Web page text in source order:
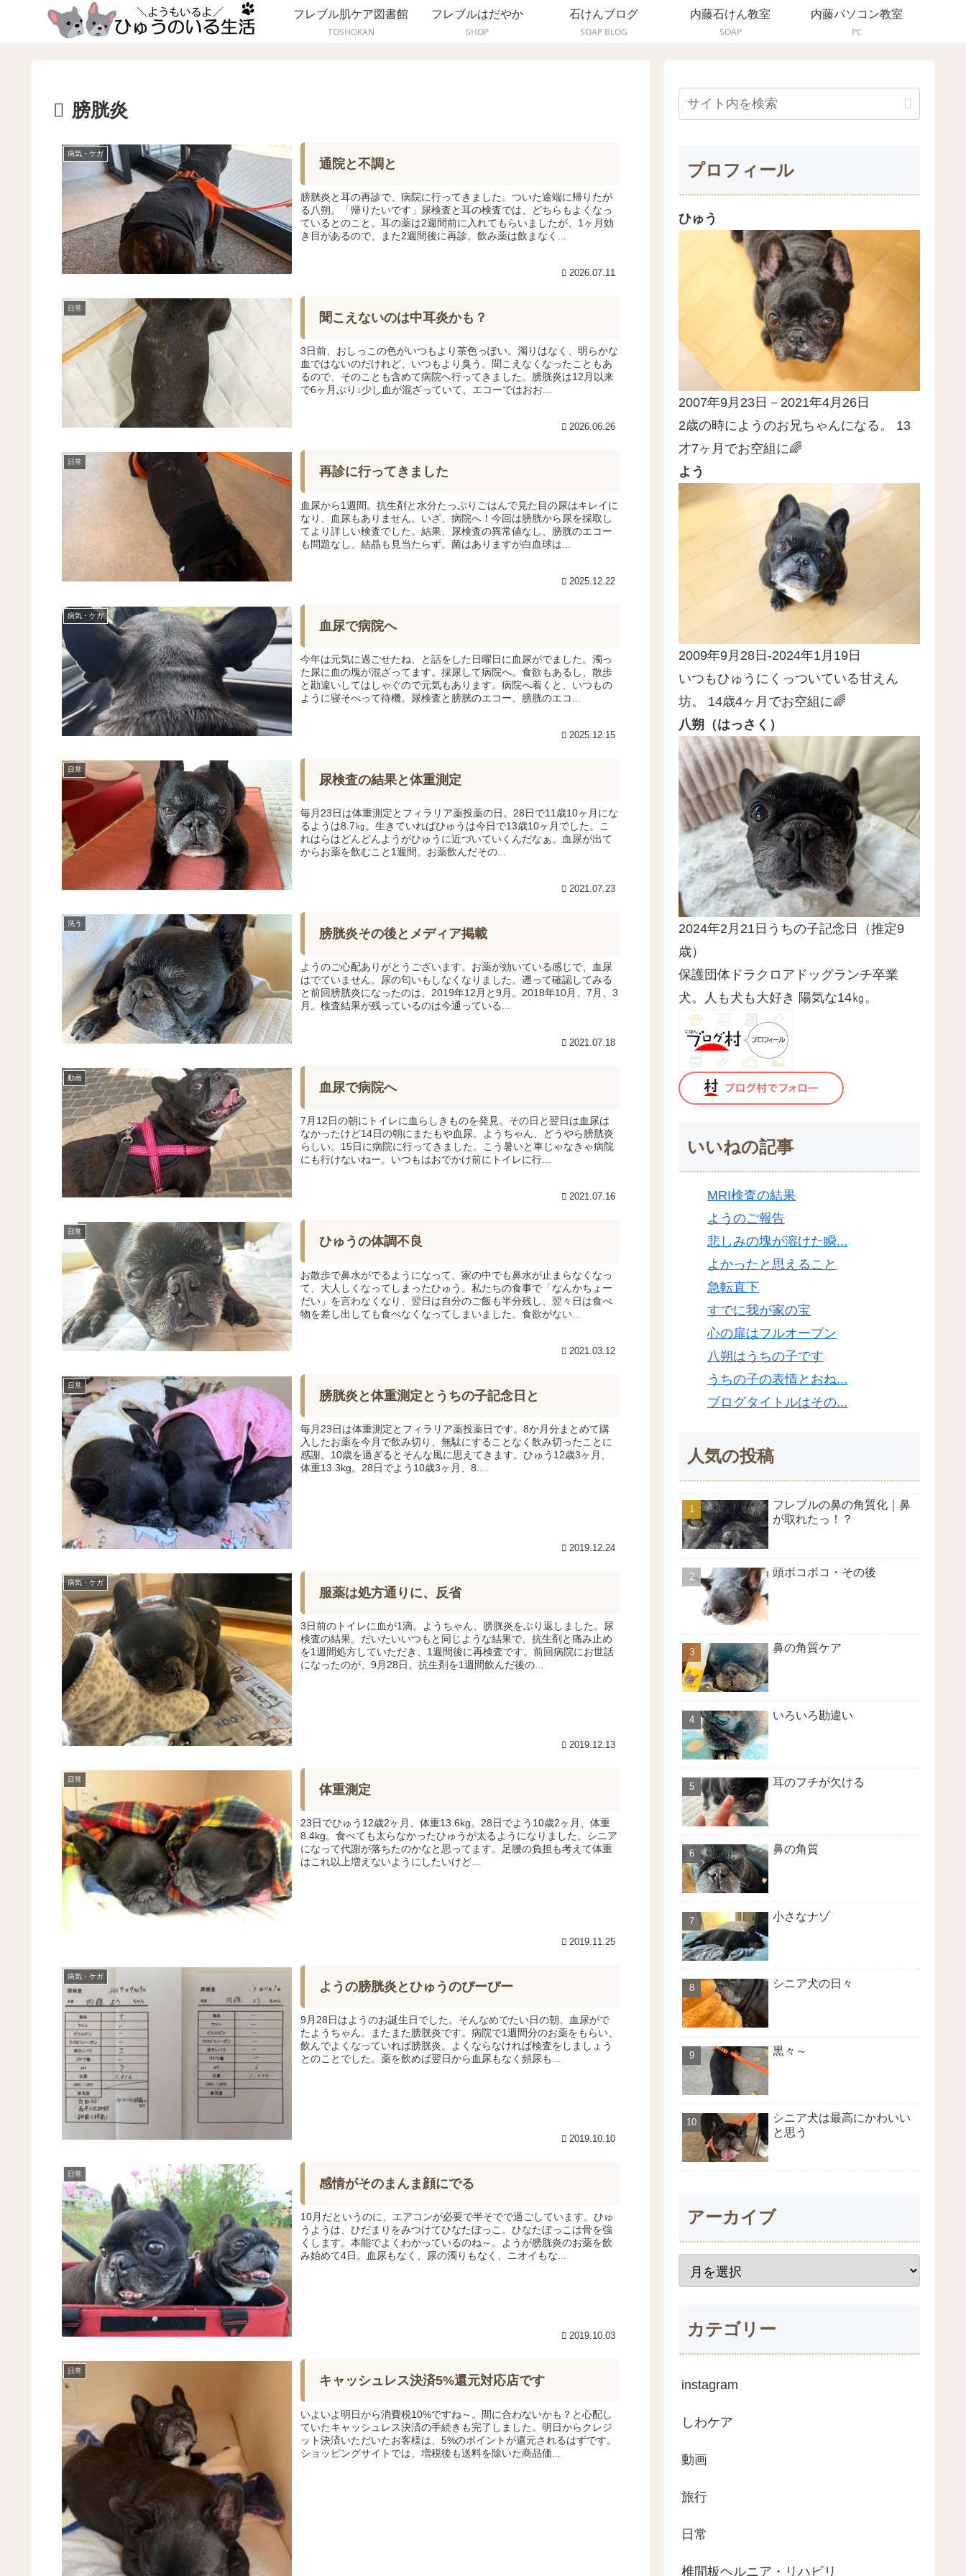
フレブル肌ケア図書館
TOSHOKAN
フレブルはだやか
SHOP
石けんブログ
SOAP BLOG
内藤石けん教室
SOAP
内藤パソコン教室
PC
膀胱炎
病気・ケガ
通院と不調と
膀胱炎と耳の再診で、病院に行ってきました。ついた途端に帰りたが
る八朔。「帰りたいです」尿検査と耳の検査では、どちらもよくなっ
ているとのこと。耳の薬は2週間前に入れてもらいましたが、1ヶ月効
き目があるので、また2週間後に再診。飲み薬は飲まなく...
2026.07.11
日常
聞こえないのは中耳炎かも？
3日前、おしっこの色がいつもより茶色っぽい。濁りはなく、明らかな
血ではないのだけれど、いつもより臭う。聞こえなくなったこともあ
るので、そのことも含めて病院へ行ってきました。膀胱炎は12月以来
で6ヶ月ぶり↓少し血が混ざっていて、エコーではおお...
2026.06.26
日常
再診に行ってきました
血尿から1週間。抗生剤と水分たっぷりごはんで見た目の尿はキレイに
なり、血尿もありません。いざ、病院へ！今回は膀胱から尿を採取し
てより詳しい検査でした。結果、尿検査の異常値なし、膀胱のエコー
も問題なし、結晶も見当たらず。菌はありますが白血球は...
2025.12.22
病気・ケガ
血尿で病院へ
今年は元気に過ごせたね、と話をした日曜日に血尿がでました。濁っ
た尿に血の塊が混ざってます。採尿して病院へ。食欲もあるし、散歩
と勘違いしてはしゃぐので元気もあります。病院へ着くと、いつもの
ように寝そべって待機。尿検査と膀胱のエコー。膀胱のエコ...
2025.12.15
日常
尿検査の結果と体重測定
毎月23日は体重測定とフィラリア薬投薬の日。28日で11歳10ヶ月にな
るようは8.7㎏。生きていればひゅうは今日で13歳10ヶ月でした。こ
れはらはどんどんようがひゅうに近づいていくんだなぁ。血尿が出て
からお薬を飲むこと1週間。お薬飲んだその...
2021.07.23
洗う
膀胱炎その後とメディア掲載
ようのご心配ありがとうございます。お薬が効いている感じで、血尿
はでていません。尿の匂いもしなくなりました。遡って確認してみる
と前回膀胱炎になったのは、2019年12月と9月。2018年10月、7月、3
月。検査結果が残っているのは今通っている...
2021.07.18
動画
血尿で病院へ
7月12日の朝にトイレに血らしきものを発見。その日と翌日は血尿は
なかったけど14日の朝にまたもや血尿。ようちゃん、どうやら膀胱炎
らしい。15日に病院に行ってきました。こう暑いと車じゃなきゃ病院
にも行けないねー。いつもはおでかけ前にトイレに行...
2021.07.16
日常
ひゅうの体調不良
お散歩で鼻水がでるようになって、家の中でも鼻水が止まらなくなっ
て、大人しくなってしまったひゅう。私たちの食事で「なんかちょー
だい」を言わなくなり、翌日は自分のご飯も半分残し、翌々日は食べ
物を差し出しても食べなくなってしまいました。食欲がない...
2021.03.12
日常
膀胱炎と体重測定とうちの子記念日と
毎月23日は体重測定とフィラリア薬投薬日です。8か月分まとめて購
入したお薬を今月で飲み切り、無駄にすることなく飲み切ったことに
感謝。10歳を過ぎるとそんな風に思えてきます。ひゅう12歳3ヶ月、
体重13.3kg。28日でよう10歳3ヶ月、8....
2019.12.24
病気・ケガ
服薬は処方通りに、反省
3日前のトイレに血が1滴。ようちゃん、膀胱炎をぶり返しました。尿
検査の結果。だいたいいつもと同じような結果で、抗生剤と痛み止め
を1週間処方していただき、1週間後に再検査です。前回病院にお世話
になったのが、9月28日。抗生剤を1週間飲んだ後の...
2019.12.13
日常
体重測定
23日でひゅう12歳2ヶ月、体重13.6kg。28日でよう10歳2ヶ月、体重
8.4kg。食べても太らなかったひゅうが太るようになりました。シニア
になって代謝が落ちたのかなと思ってます。足腰の負担も考えて体重
はこれ以上増えないようにしたいけど...
2019.11.25
病気・ケガ
ようの膀胱炎とひゅうのぴーぴー
9月28日はようのお誕生日でした。そんなめでたい日の朝、血尿がで
たようちゃん。またまた膀胱炎です。病院で1週間分のお薬をもらい、
飲んでよくなっていれば膀胱炎。よくならなければ検査をしましょう
とのことでした。薬を飲めば翌日から血尿もなく頻尿も...
2019.10.10
日常
感情がそのまんま顔にでる
10月だというのに、エアコンが必要で半そでで過ごしています。ひゅ
うようは、ひだまりをみつけてひなたぼっこ。ひなたぼっこは骨を強
くします。本能でよくわかっているのね～。ようが膀胱炎のお薬を飲
み始めて4日。血尿もなく、尿の濁りもなく、ニオイもな...
2019.10.03
日常
キャッシュレス決済5%還元対応店です
いよいよ明日から消費税10%ですね～。間に合わないかも？と心配し
ていたキャッシュレス決済の手続きも完了しました。明日からクレジ
ット決済いただいたお客様は、5%のポイントが還元されるはずです。
ショッピングサイトでは、増税後も送料を除いた商品価...
プロフィール
ひゅう
2007年9月23日－2021年4月26日
2歳の時にようのお兄ちゃんになる。 13
才7ヶ月でお空組に🌈
よう
2009年9月28日-2024年1月19日
いつもひゅうにくっついている甘えん
坊。 14歳4ヶ月でお空組に🌈
八朔（はっさく）
2024年2月21日うちの子記念日（推定9
歳）
保護団体ドラクロアドッグランチ卒業
犬。人も犬も大好き 陽気な14㎏。
いいねの記事
MRI検査の結果
ようのご報告
悲しみの塊が溶けた瞬...
よかったと思えること
急転直下
すでに我が家の宝
心の扉はフルオープン
八朔はうちの子です
うちの子の表情とおね...
ブログタイトルはその...
人気の投稿
フレブルの鼻の角質化｜鼻
が取れたっ！？
頭ボコボコ・その後
鼻の角質ケア
いろいろ勘違い
耳のフチが欠ける
鼻の角質
小さなナゾ
シニア犬の日々
黒々～
シニア犬は最高にかわいい
と思う
アーカイブ
カテゴリー
instagram
しわケア
動画
旅行
日常
椎間板ヘルニア・リハビリ